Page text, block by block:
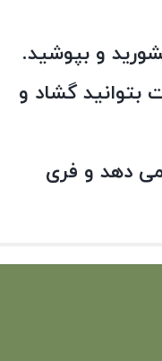
و بپوشید.
بتوانید گشاد و
را پوشش می دهد و فری